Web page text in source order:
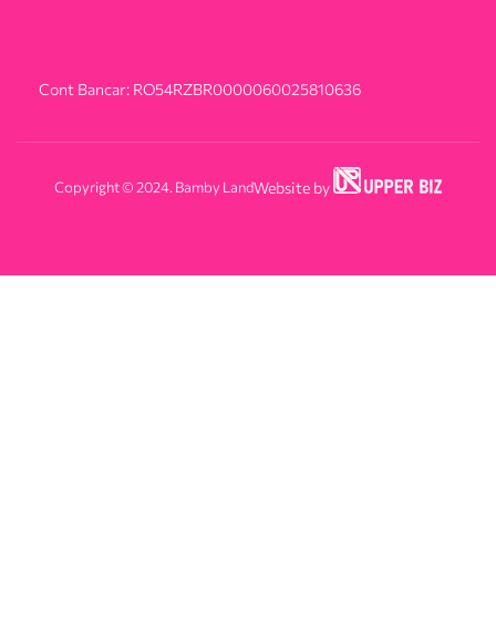
Cont Bancar: RO54RZBR0000060025810636
Copyright © 2024. Bamby LandWebsite by